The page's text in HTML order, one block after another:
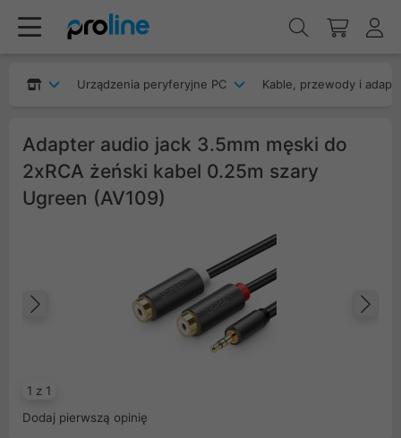
Urządzenia peryferyjne PC Kable, przewody i
Adapter audio jack 3.5mm męski do
2xRCA żeński kabel 0.25m szary
Ugreen (AV109)
1 z 1
Poprzedni
Dodaj pierwszą opinię